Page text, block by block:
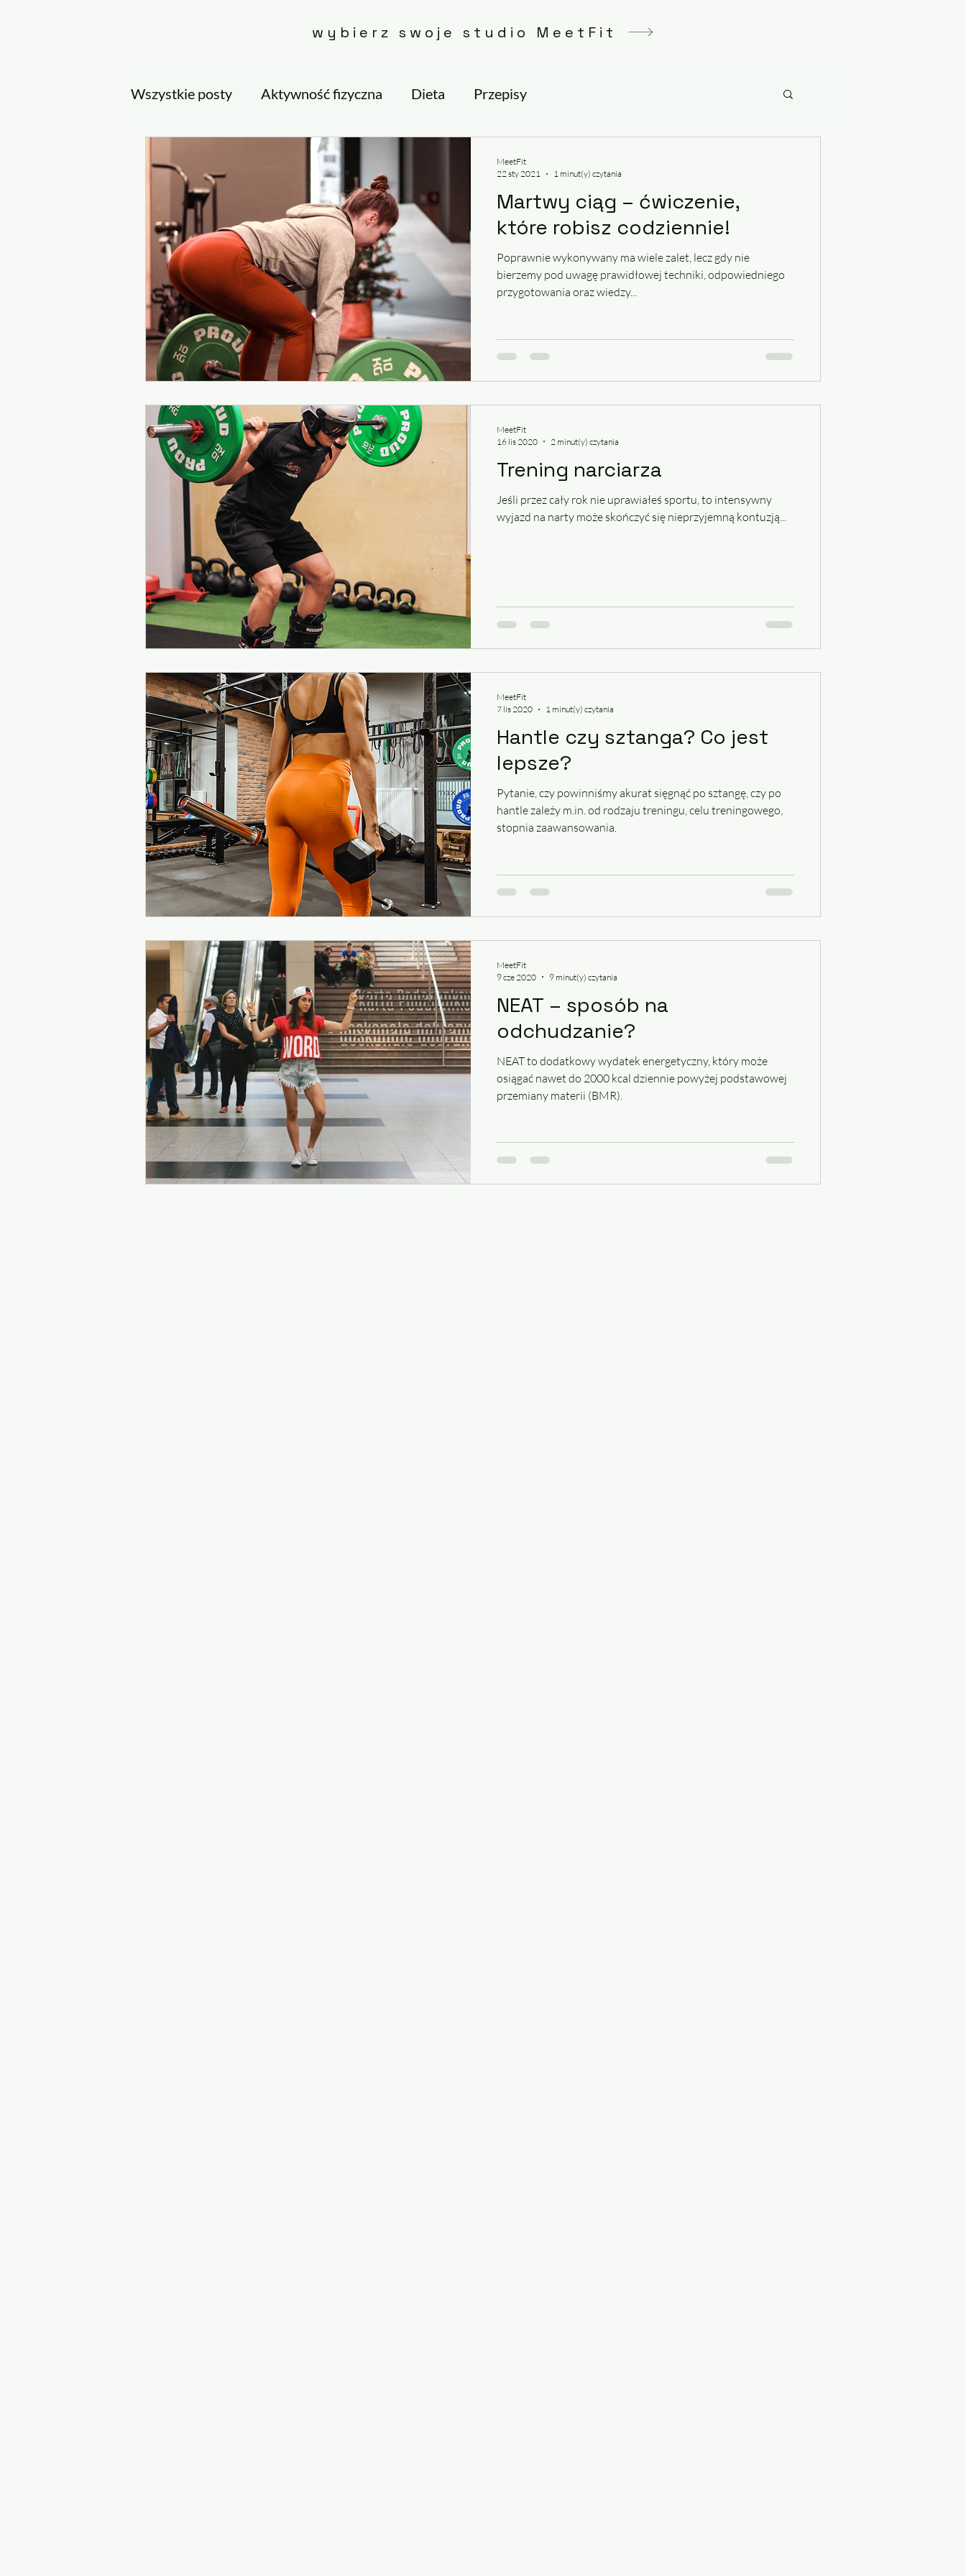
wybierz swoje studio MeetFit
Wszystkie posty Aktywność fizyczna Dieta Przepisy
Martwy ciąg – ćwiczenie,
które robisz codziennie!
Poprawnie wykonywany ma wiele zalet, lecz gdy nie
bierzemy pod uwagę prawidłowej techniki, odpowiedniego
przygotowania oraz wiedzy...
MeetFit
22 sty 2021
1 minut(y) czytania
Trening narciarza
Jeśli przez cały rok nie uprawiałeś sportu, to intensywny
wyjazd na narty może skończyć się nieprzyjemną kontuzją...
MeetFit
16 lis 2020
2 minut(y) czytania
Hantle czy sztanga? Co jest
lepsze?
Pytanie, czy powinniśmy akurat sięgnąć po sztangę, czy po
hantle zależy m.in. od rodzaju treningu, celu treningowego,
stopnia zaawansowania.
MeetFit
7 lis 2020
1 minut(y) czytania
NEAT – sposób na
odchudzanie?
NEAT to dodatkowy wydatek energetyczny, który może
osiągać nawet do 2000 kcal dziennie powyżej podstawowej
przemiany materii (BMR).
MeetFit
9 cze 2020
9 minut(y) czytania